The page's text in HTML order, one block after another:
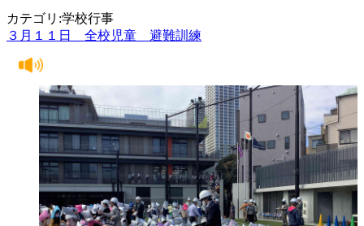
カテゴリ:学校行事
３月１１日 全校児童 避難訓練